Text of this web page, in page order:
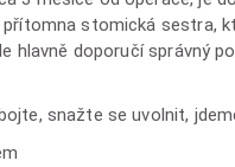
přítomna stomická sestra,
hlavně doporučí správný
snažte se uvolnit,